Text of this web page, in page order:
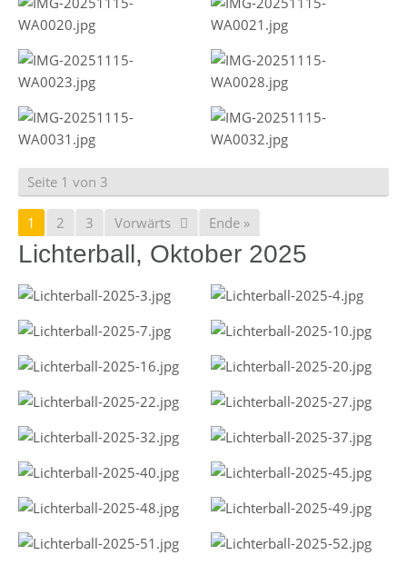
Seite 1 von 3
1 2 3 Vorwärts Ende »
Lichterball, Oktober 2025